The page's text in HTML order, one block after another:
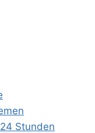
Stunden